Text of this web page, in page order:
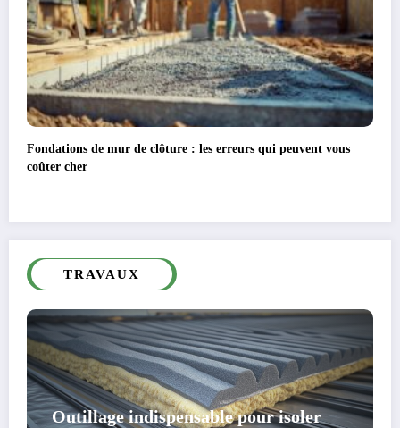
Fondations de mur de clôture : les erreurs qui peuvent vous
coûter cher
TRAVAUX
Outillage indispensable pour isoler